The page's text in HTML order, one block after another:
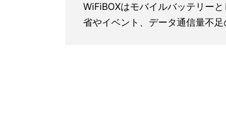
WiFiBOXはモバイルバッテリー
省やイベント、データ通信量不足